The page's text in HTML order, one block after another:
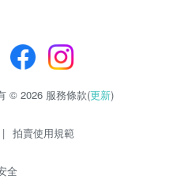
© 2026 服務條款(更新)
| 拍賣使用規範
全